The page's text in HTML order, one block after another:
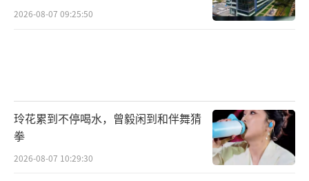
2026-08-07 09:25:50
玲花累到不停喝水，曾毅闲到和伴舞猜
拳
2026-08-07 10:29:30